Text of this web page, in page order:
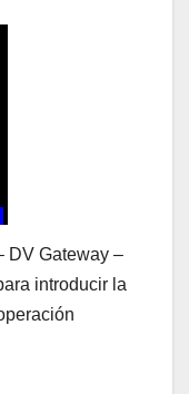
DV Gateway –
introducir la